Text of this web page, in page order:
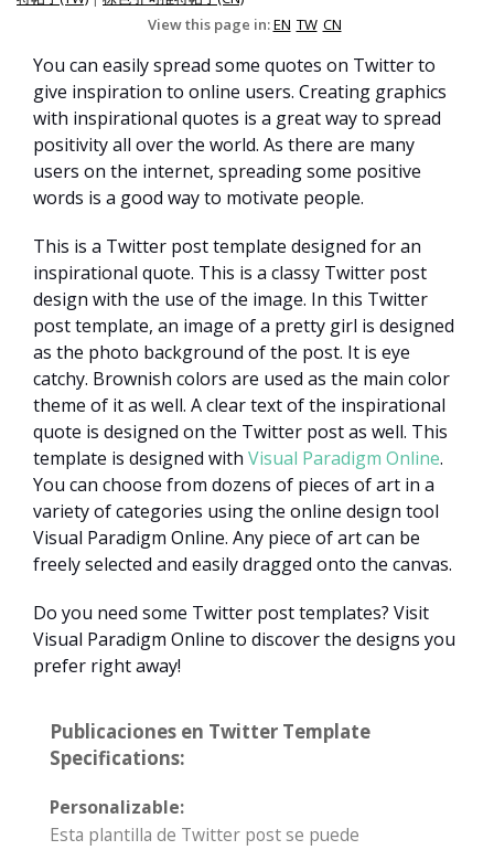
View this page in:EN TW CN
You can easily spread some quotes on Twitter to
give inspiration to online users. Creating graphics
with inspirational quotes is a great way to spread
positivity all over the world. As there are many
users on the internet, spreading some positive
words is a good way to motivate people.
This is a Twitter post template designed for an
inspirational quote. This is a classy Twitter post
design with the use of the image. In this Twitter
post template, an image of a pretty girl is designed
as the photo background of the post. It is eye
catchy. Brownish colors are used as the main color
theme of it as well. A clear text of the inspirational
quote is designed on the Twitter post as well. This
template is designed with Visual Paradigm Online.
You can choose from dozens of pieces of art in a
variety of categories using the online design tool
Visual Paradigm Online. Any piece of art can be
freely selected and easily dragged onto the canvas.
Do you need some Twitter post templates? Visit
Visual Paradigm Online to discover the designs you
prefer right away!
Publicaciones en Twitter Template
Specifications:
Personalizable:
Esta plantilla de Twitter post se puede